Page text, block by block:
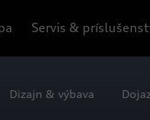
Servis &
Dizajn & výbava